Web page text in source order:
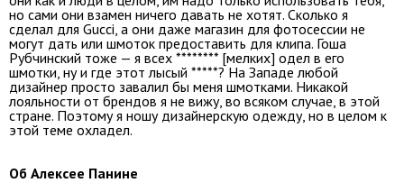
но сами они взамен ничего давать не хотят. Сколько я
сделал для Gucci, а они даже магазин для фотосессии не
могут дать или шмоток предоставить для клипа. Гоша
Рубчинский тоже — я всех ******** [мелких] одел в его
шмотки, ну и где этот лысый *****? На Западе любой
дизайнер просто завалил бы меня шмотками. Никакой
лояльности от брендов я не вижу, во всяком случае, в этой
стране. Поэтому я ношу дизайнерскую одежду, но в целом к
этой теме охладел.
Об Алексее Панине